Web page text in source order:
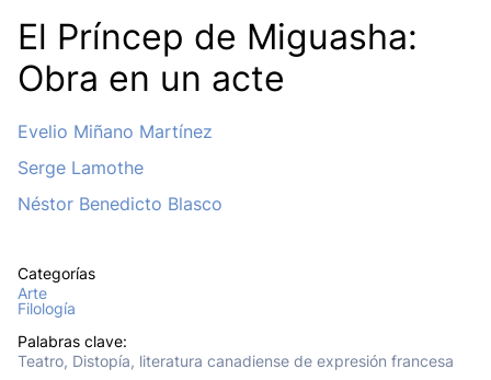
El Príncep de Miguasha:
Obra en un acte
Evelio Miñano Martínez
Serge Lamothe
Néstor Benedicto Blasco
Categorías
Arte
Filología
Palabras clave:
Teatro, Distopía, literatura canadiense de expresión francesa